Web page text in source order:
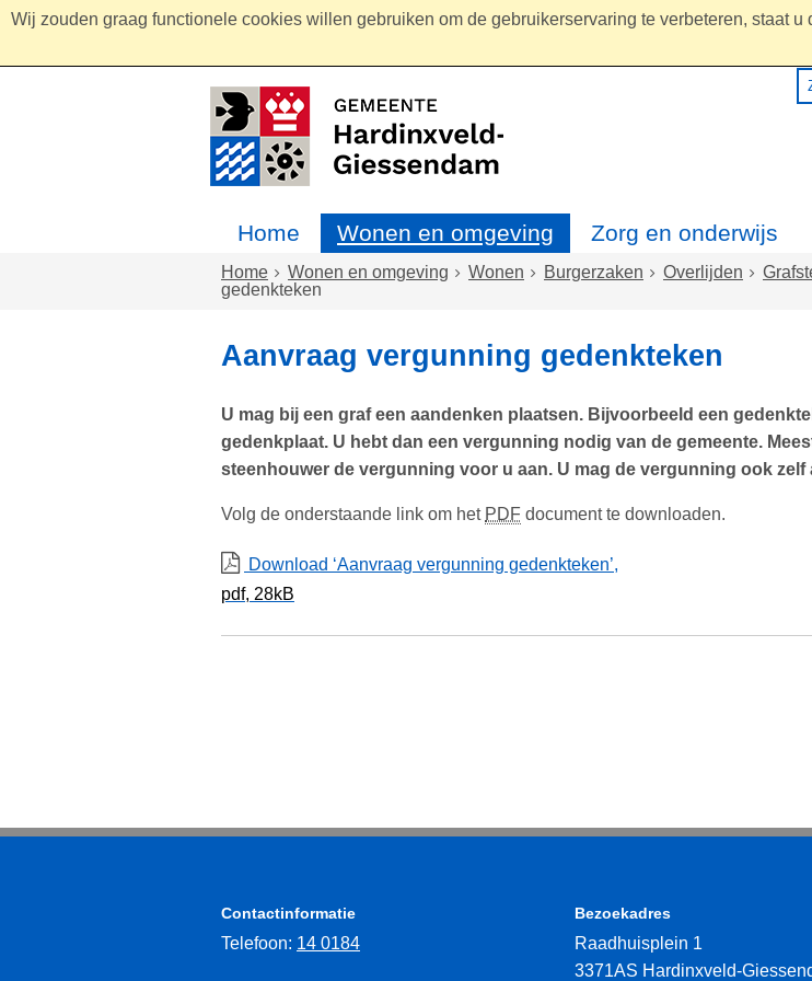
Wij zouden graag functionele cookies willen gebruiken om de gebruikerservaring te verbeteren, staat u
Home Wonen en omgeving Zorg en onderwijs
Home Wonen en omgeving Wonen Burgerzaken Overlijden
gedenkteken
Aanvraag vergunning gedenkteken
U mag bij een graf een aandenken plaatsen. Bijvoorbeeld een
gedenkplaat. U hebt dan een vergunning nodig van de gemeente.
steenhouwer de vergunning voor u aan. U mag de vergunning ook zelf
Volg de onderstaande link om het PDF document te downloaden.
Download ‘Aanvraag vergunning gedenkteken’,
pdf, 28kB
Contactinformatie
Telefoon: 14 0184
Bezoekadres
Raadhuisplein 1
3371AS Hardinxveld-